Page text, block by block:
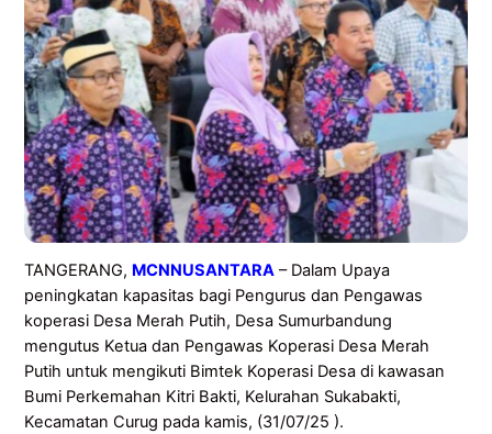
TANGERANG, MCNNUSANTARA – Dalam Upaya
peningkatan kapasitas bagi Pengurus dan Pengawas
koperasi Desa Merah Putih, Desa Sumurbandung
mengutus Ketua dan Pengawas Koperasi Desa Merah
Putih untuk mengikuti Bimtek Koperasi Desa di kawasan
Bumi Perkemahan Kitri Bakti, Kelurahan Sukabakti,
Kecamatan Curug pada kamis, (31/07/25 ).